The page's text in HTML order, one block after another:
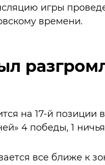
игры
времени.
на 17-й позиции
4 победы, 1
все ближе к